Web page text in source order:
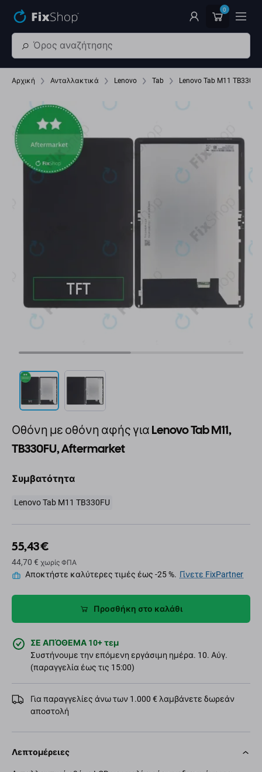
0
Αρχική Ανταλλακτικά Lenovo Tab Lenovo Tab M11 TB330FU
Οθόνη με οθόνη αφής για Lenovo Tab M11,
TB330FU, Aftermarket
Συμβατότητα
Lenovo Tab M11 TB330FU
55,43 €
44,70 € χωρίς ΦΠΑ
Αποκτήστε καλύτερες τιμές έως -25 %. Γίνετε FixPartner
Προσθήκη στο καλάθι
ΣΕ ΑΠΌΘΕΜΑ 10+ τεμ
Συστήνουμε την επόμενη εργάσιμη ημέρα. 10. Αύγ.
(παραγγελία έως τις 15:00)
Για παραγγελίες άνω των 1.000 € λαμβάνετε δωρεάν
αποστολή
Λεπτομέρειες